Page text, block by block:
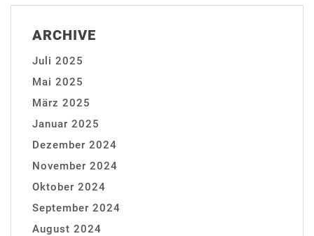
ARCHIVE
Juli 2025
Mai 2025
März 2025
Januar 2025
Dezember 2024
November 2024
Oktober 2024
September 2024
August 2024